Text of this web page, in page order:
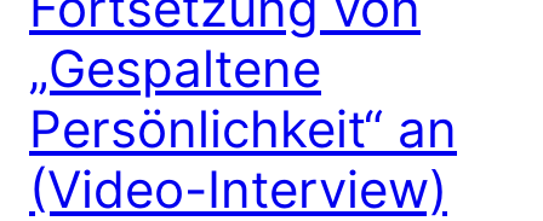
„Gespaltene
Persönlichkeit“ an
(Video-Interview)